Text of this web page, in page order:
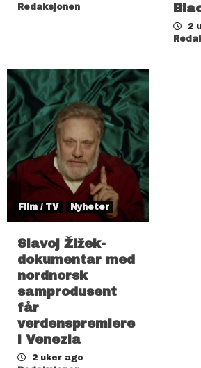
Redaksjonen
2
Film / TV Nyheter
Slavoj Žižek-
dokumentar med
nordnorsk
samprodusent
får
verdenspremiere
i Venezia
2 uker ago